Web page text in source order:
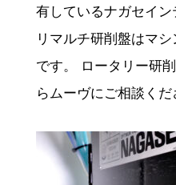
有しているナガセイ
リマルチ研削盤はマ
です。 ロータリー研
らムーヴにご相談くだ